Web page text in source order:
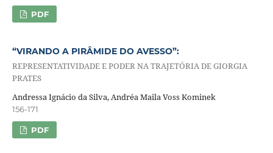
PDF
“VIRANDO A PIRÂMIDE DO AVESSO”:
REPRESENTATIVIDADE E PODER NA TRAJETÓRIA DE GIORGIA
PRATES
Andressa Ignácio da Silva, Andréa Maila Voss Kominek
156-171
PDF